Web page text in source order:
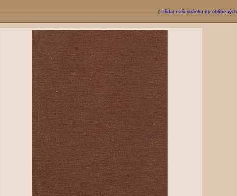
[ Přidat naši stránku do oblíbených